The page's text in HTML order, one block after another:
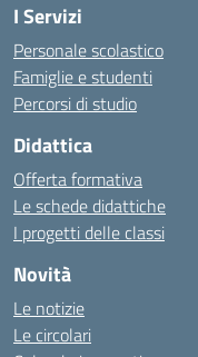
I Servizi
Personale scolastico
Famiglie e studenti
Percorsi di studio
Didattica
Offerta formativa
Le schede didattiche
I progetti delle classi
Novità
Le notizie
Le circolari